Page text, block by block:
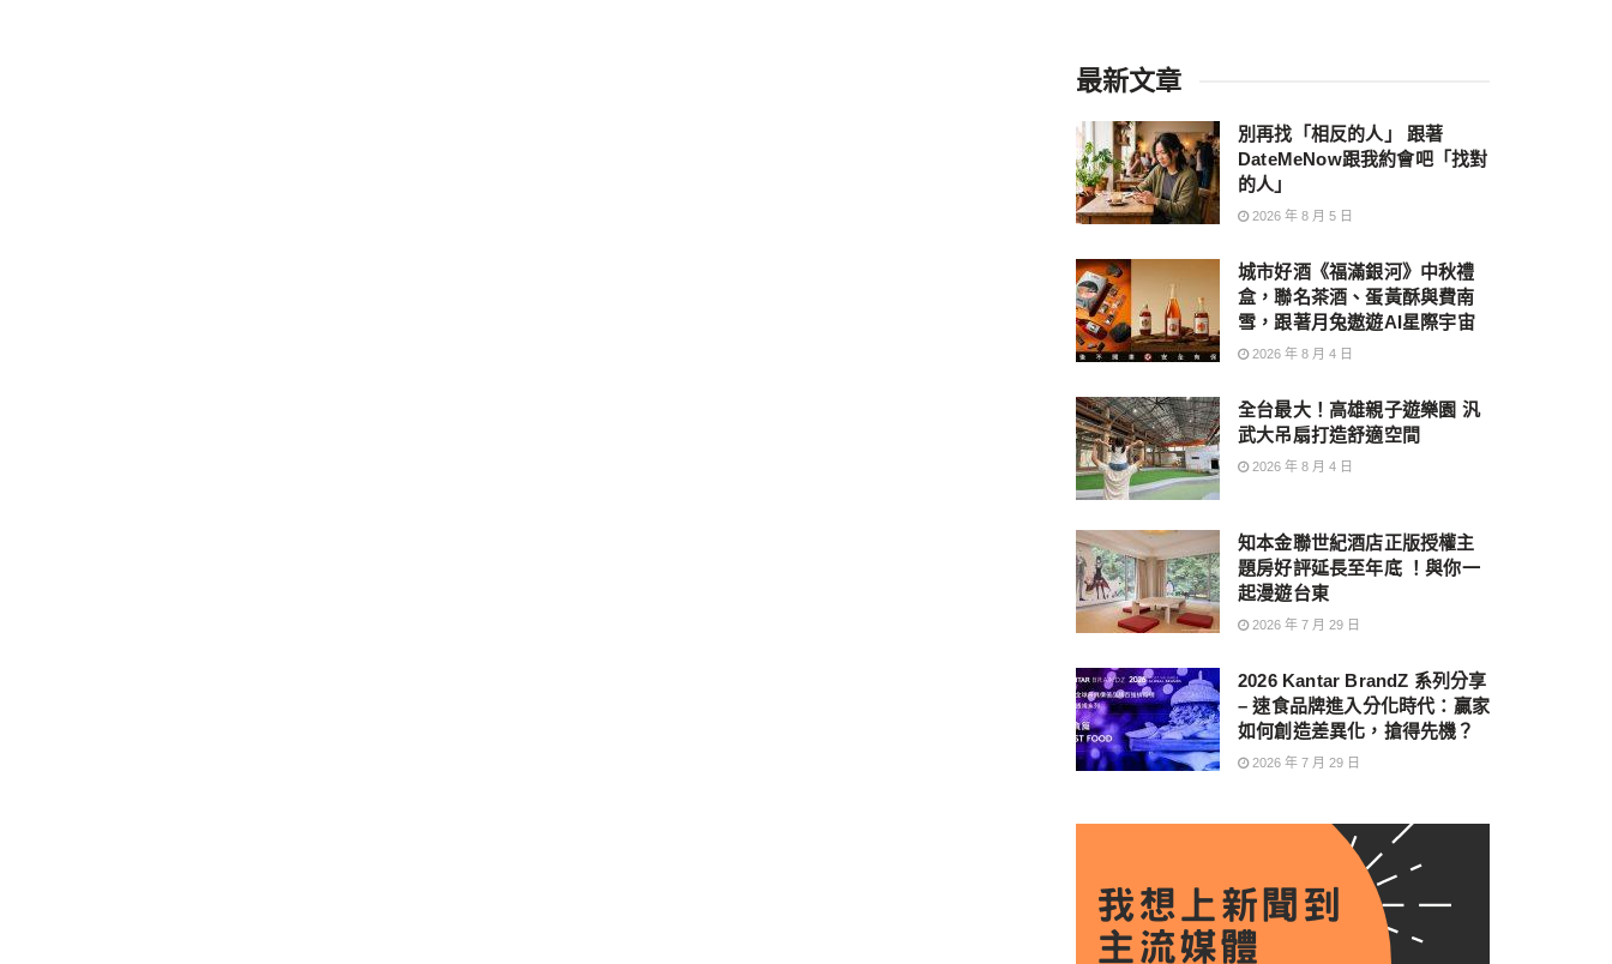
最新文章
別再找「相反的人」 跟著
DateMeNow跟我約會吧「找對
的人」
2026 年 8 月 5 日
城市好酒《福滿銀河》中秋禮
盒，聯名茶酒、蛋黃酥與費南
雪，跟著月兔遨遊AI星際宇宙
2026 年 8 月 4 日
全台最大！高雄親子遊樂園 汎
武大吊扇打造舒適空間
2026 年 8 月 4 日
知本金聯世紀酒店正版授權主
題房好評延長至年底 ！與你一
起漫遊台東
2026 年 7 月 29 日
2026 Kantar BrandZ 系列分享
– 速食品牌進入分化時代：贏家
如何創造差異化，搶得先機？
2026 年 7 月 29 日